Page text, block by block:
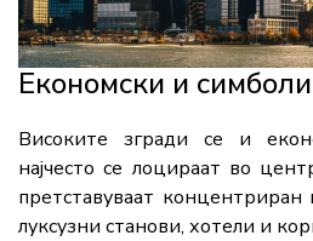
Економски и
Високите згради се и
најчесто се лоцираат во
претставуваат концентриран
луксузни станови, хотели и